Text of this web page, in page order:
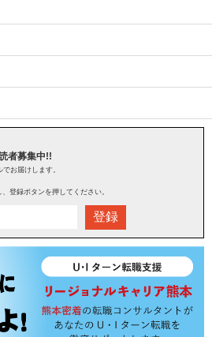
者募集中!!
お届けします。
登録ボタンを押してください。
登録